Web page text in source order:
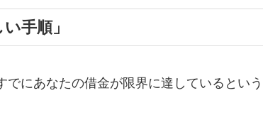
手順」
にあなたの借金が限界に達しているという